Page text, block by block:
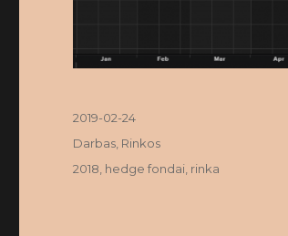
Posted
2019-02-24
Categories
Darbas Rinkos
Tags
2018 hedge fondai rinka